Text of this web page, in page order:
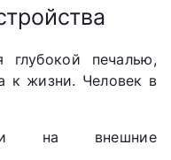
глубокой печалью,
к жизни. Человек в
на внешние